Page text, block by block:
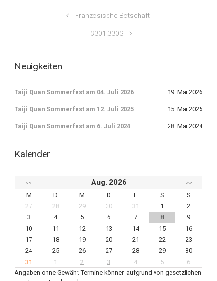
Französische Botschaft
TS301.330S
Neuigkeiten
Taiji Quan Sommerfest am 04. Juli 2026 19. Mai 2026
Taiji Quan Sommerfest am 12. Juli 2025 15. Mai 2025
Taiji Quan Sommerfest am 6. Juli 2024 28. Mai 2024
Kalender
<< Aug. 2026
>>
M
D M D F S
S
27
28 29 30 31 1
2
3
4 5 6 7 8
9
10
11 12 13 14 15
16
17
18 19 20 21 22
23
24
25 26 27 28 29
30
31
1 2 3 4 5
6
Angaben ohne Gewähr. Termine können aufgrund von gesetzlichen